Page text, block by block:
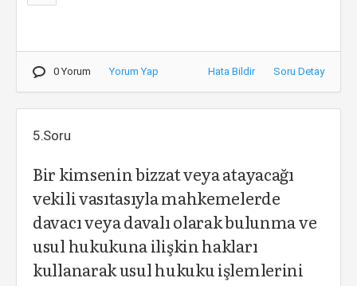
0 Yorum Yorum Yap Hata Bildir Soru Detay
5.Soru
Bir kimsenin bizzat veya atayacağı
vekili vasıtasıyla mahkemelerde
davacı veya davalı olarak bulunma ve
usul hukukuna ilişkin hakları
kullanarak usul hukuku işlemlerini